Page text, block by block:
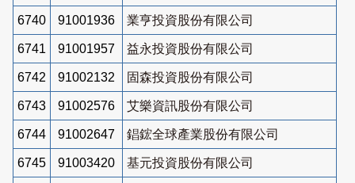
6740 91001936 業亨投資股份有限公司
6741 91001957 益永投資股份有限公司
6742 91002132 固森投資股份有限公司
6743 91002576 艾樂資訊股份有限公司
6744 91002647 錩鋐全球產業股份有限公司
6745 91003420 基元投資股份有限公司